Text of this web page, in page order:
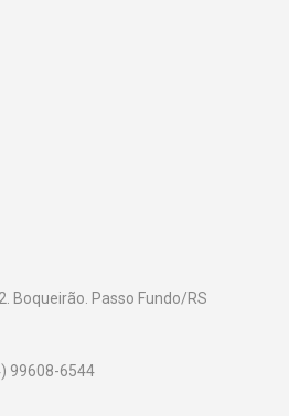
Boqueirão. Passo Fundo/RS
99608-6544